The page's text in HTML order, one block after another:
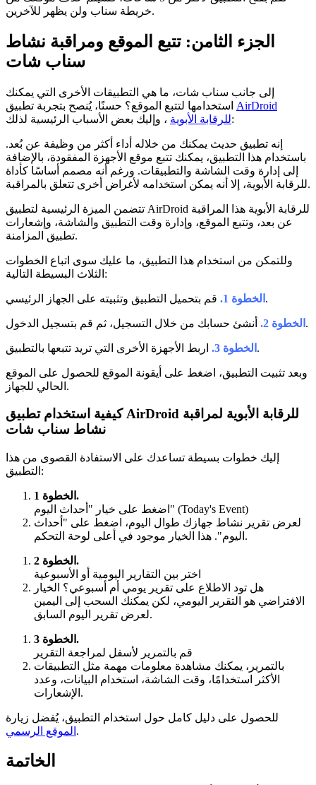
خريطة سناب ولن يظهر للآخرين.
الجزء الثامن: تتبع الموقع ومراقبة نشاط
سناب شات
إلى جانب سناب شات، ما هي التطبيقات الأخرى التي يمكنك
AirDroid
للرقابة الأبوية، وإليك بعض الأسباب الرئيسية لذلك:
إنه تطبيق حديث يمكنك من خلاله أداء أكثر من وظيفة عن بُعد.
باستخدام هذا التطبيق، يمكنك تتبع موقع الأجهزة المفقودة، بالإضافة
إلى إدارة وقت الشاشة والتطبيقات. ورغم أنه مصمم أساسًا كأداة
للرقابة الأبوية، إلا أنه يمكن استخدامه لأغراض أخرى تتعلق بالمراقبة.
تتضمن الميزة الرئيسية لتطبيق AirDroid للرقابة الأبوية هذا المراقبة
عن بعد، وتتبع الموقع، وإدارة وقت التطبيق والشاشة، وإشعارات
تطبيق المزامنة.
وللتمكن من استخدام هذا التطبيق، ما عليك سوى اتباع الخطوات
الثلاث البسيطة التالية:
الخطوة 1. قم بتحميل التطبيق وتثبيته على الجهاز الرئيسي.
الخطوة 2. أنشئ حسابك من خلال التسجيل، ثم قم بتسجيل الدخول.
الخطوة 3. اربط الأجهزة الأخرى التي تريد تتبعها بالتطبيق.
وبعد تثبيت التطبيق، اضغط على أيقونة الموقع للحصول على الموقع
الحالي للجهاز.
كيفية استخدام تطبيق AirDroid للرقابة الأبوية لمراقبة
نشاط سناب شات
إليك خطوات بسيطة تساعدك على الاستفادة القصوى من هذا
التطبيق:
الخطوة 1.
اضغط على خيار "أحداث اليوم" (Today's Event)
لعرض تقرير نشاط جهازك طوال اليوم، اضغط على "أحداث
اليوم". هذا الخيار موجود في أعلى لوحة التحكم.
الخطوة 2.
اختر بين التقارير اليومية أو الأسبوعية
هل تود الاطلاع على تقرير يومي أم أسبوعي؟ الخيار
الافتراضي هو التقرير اليومي، لكن يمكنك السحب إلى اليمين
لعرض تقرير اليوم السابق.
الخطوة 3.
قم بالتمرير لأسفل لمراجعة التقرير
بالتمرير، يمكنك مشاهدة معلومات مهمة مثل التطبيقات
الأكثر استخدامًا، وقت الشاشة، استخدام البيانات، وعدد
الإشعارات.
للحصول على دليل كامل حول استخدام التطبيق، يُفضل زيارة
الموقع الرسمي .
الخاتمة